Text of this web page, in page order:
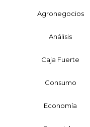
Agronegocios
Análisis
Caja Fuerte
Consumo
Economía